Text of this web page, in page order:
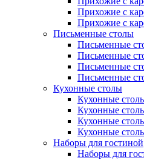
Прихожие с
Прихожие с
Письменные столы
Письменные
Письменные
Письменные
Письменные
Кухонные столы
Кухонные
Кухонные
Кухонные
Кухонные
Наборы для гостиной
Наборы для